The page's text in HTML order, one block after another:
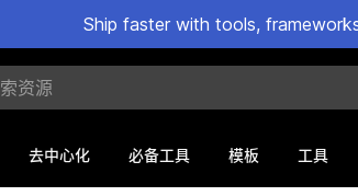
Ship faster with tools,
去中心化 必备工具 模板 工具